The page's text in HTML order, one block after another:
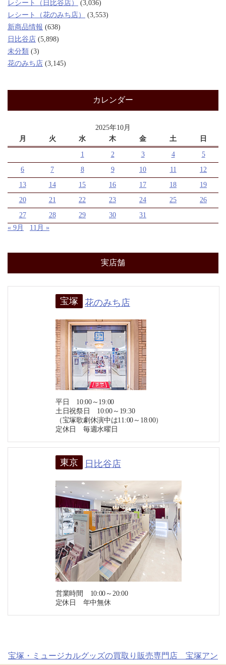
レシート（日比谷店）
(3,036)
レシート（花のみち店）
(3,553)
新商品情報 (638)
日比谷店 (5,898)
未分類 (3)
花のみち店 (3,145)
カレンダー
2025年10月
月
火 水 木 金 土 日
1 2 3 4
5
6
7 8 9 10 11
12
13
14 15 16 17 18
19
20
21 22 23 24 25
26
27
28 29 30
31
« 9月
11月 »
実店舗
宝塚 花のみち店
平日 10:00～19:00
土日祝祭日 10:00～19:30
（宝塚歌劇休演中は11:00～18:00）
定休日 毎週水曜日
東京 日比谷店
営業時間 10:00～20:00
定休日 年中無休
宝塚・ミュージカルグッズの買取り販売専門店 宝塚アン